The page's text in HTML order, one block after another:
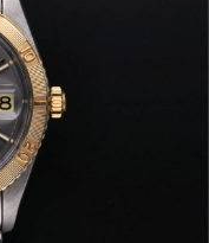
Cartier